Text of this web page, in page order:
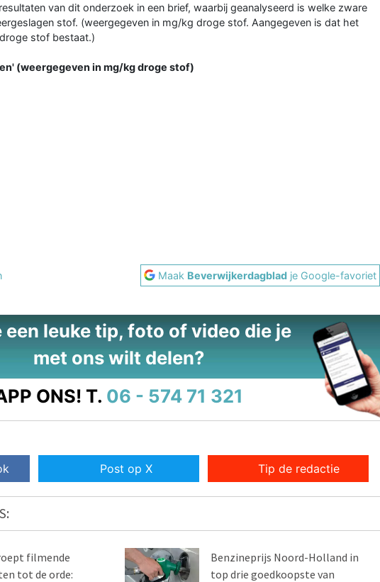
van dit onderzoek in een brief, waarbij geanalyseerd is welke zware
stof. (weergegeven in mg/kg droge stof. Aangegeven is dat het
stof bestaat.)
(weergegeven in mg/kg droge stof)
Maak Beverwijkerdagblad je Google-favoriet
een leuke tip, foto of video die je
met ons wilt delen?
ONS! T. 06 - 574 71 321
Post op X Tip de redactie
filmende
tot de orde:
Benzineprijs Noord-Holland in
top drie goedkoopste van